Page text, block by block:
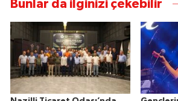
Bunlar da ilginizi çekebilir